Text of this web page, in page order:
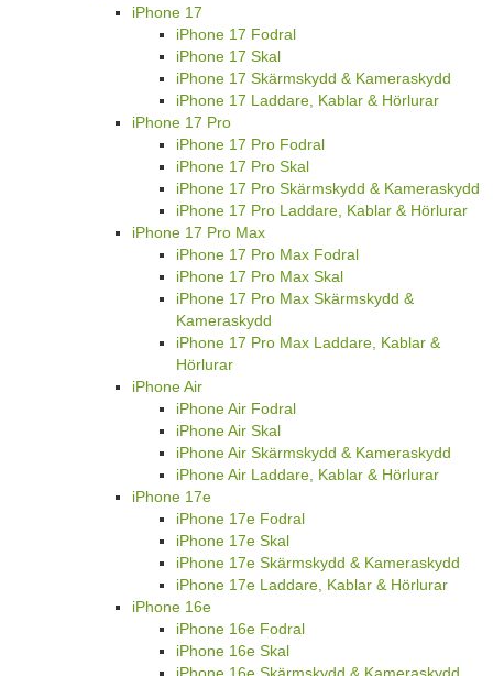
iPhone 17
iPhone 17 Fodral
iPhone 17 Skal
iPhone 17 Skärmskydd & Kameraskydd
iPhone 17 Laddare, Kablar & Hörlurar
iPhone 17 Pro
iPhone 17 Pro Fodral
iPhone 17 Pro Skal
iPhone 17 Pro Skärmskydd & Kameraskydd
iPhone 17 Pro Laddare, Kablar & Hörlurar
iPhone 17 Pro Max
iPhone 17 Pro Max Fodral
iPhone 17 Pro Max Skal
iPhone 17 Pro Max Skärmskydd &
Kameraskydd
iPhone 17 Pro Max Laddare, Kablar &
Hörlurar
iPhone Air
iPhone Air Fodral
iPhone Air Skal
iPhone Air Skärmskydd & Kameraskydd
iPhone Air Laddare, Kablar & Hörlurar
iPhone 17e
iPhone 17e Fodral
iPhone 17e Skal
iPhone 17e Skärmskydd & Kameraskydd
iPhone 17e Laddare, Kablar & Hörlurar
iPhone 16e
iPhone 16e Fodral
iPhone 16e Skal
iPhone 16e Skärmskydd & Kameraskydd